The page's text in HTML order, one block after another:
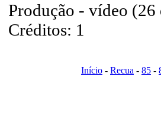
Produção - vídeo
Créditos: 1
Início - Recua - 85 -